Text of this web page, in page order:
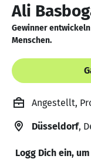
Ali
Gewinner
Menschen.
Angestellt,
Düsseldorf,
Logg Dich ein,